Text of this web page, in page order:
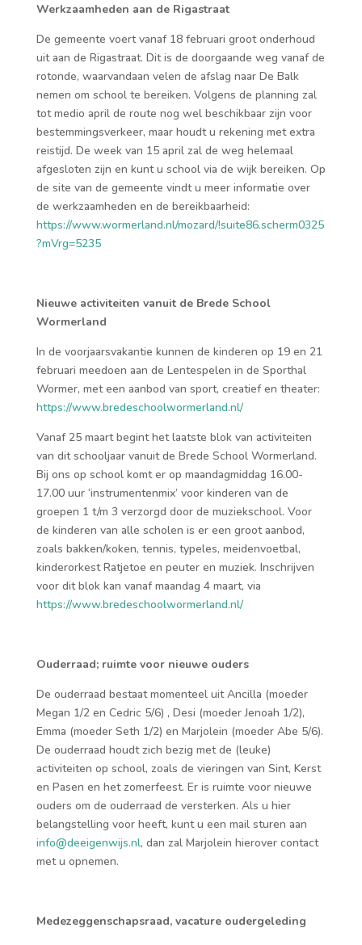
Werkzaamheden aan de Rigastraat
De gemeente voert vanaf 18 februari groot onderhoud
uit aan de Rigastraat. Dit is de doorgaande weg vanaf de
rotonde, waarvandaan velen de afslag naar De Balk
nemen om school te bereiken. Volgens de planning zal
tot medio april de route nog wel beschikbaar zijn voor
bestemmingsverkeer, maar houdt u rekening met extra
reistijd. De week van 15 april zal de weg helemaal
afgesloten zijn en kunt u school via de wijk bereiken. Op
de site van de gemeente vindt u meer informatie over
de werkzaamheden en de bereikbaarheid:
https://www.wormerland.nl/mozard/!suite86.scherm0325
?mVrg=5235
Nieuwe activiteiten vanuit de Brede School
Wormerland
In de voorjaarsvakantie kunnen de kinderen op 19 en 21
februari meedoen aan de Lentespelen in de Sporthal
Wormer, met een aanbod van sport, creatief en theater:
https://www.bredeschoolwormerland.nl/
Vanaf 25 maart begint het laatste blok van activiteiten
van dit schooljaar vanuit de Brede School Wormerland.
Bij ons op school komt er op maandagmiddag 16.00-
17.00 uur ‘instrumentenmix’ voor kinderen van de
groepen 1 t/m 3 verzorgd door de muziekschool. Voor
de kinderen van alle scholen is er een groot aanbod,
zoals bakken/koken, tennis, typeles, meidenvoetbal,
kinderorkest Ratjetoe en peuter en muziek. Inschrijven
voor dit blok kan vanaf maandag 4 maart, via
https://www.bredeschoolwormerland.nl/
Ouderraad; ruimte voor nieuwe ouders
De ouderraad bestaat momenteel uit Ancilla (moeder
Megan 1/2 en Cedric 5/6) , Desi (moeder Jenoah 1/2),
Emma (moeder Seth 1/2) en Marjolein (moeder Abe 5/6).
De ouderraad houdt zich bezig met de (leuke)
activiteiten op school, zoals de vieringen van Sint, Kerst
en Pasen en het zomerfeest. Er is ruimte voor nieuwe
ouders om de ouderraad de versterken. Als u hier
belangstelling voor heeft, kunt u een mail sturen aan
info@deeigenwijs.nl, dan zal Marjolein hierover contact
met u opnemen.
Medezeggenschapsraad, vacature oudergeleding